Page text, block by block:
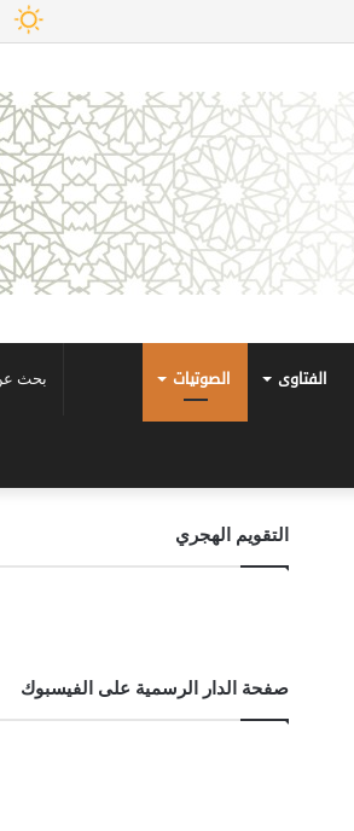
الفتاوى الصوتيات
التقويم الهجري
صفحة الدار الرسمية على الفيسبوك